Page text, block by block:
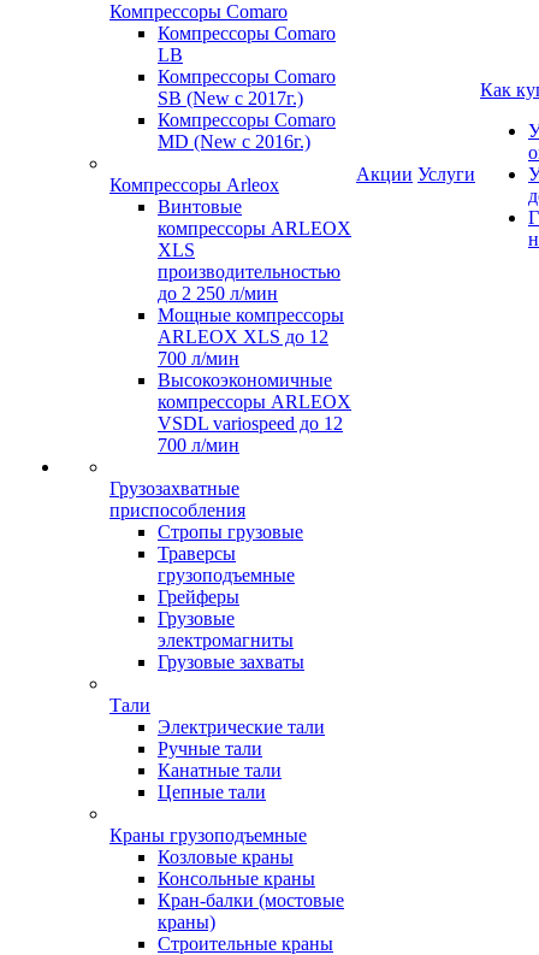
Компрессоры Comaro
Компрессоры Comaro
LB
Компрессоры Comaro
SB (New с 2017г.)
Компрессоры Comaro
MD (New с 2016г.)
Компрессоры Arleox
Винтовые
компрессоры ARLEOX
XLS
производительностью
до 2 250 л/мин
Мощные компрессоры
ARLEOX XLS до 12
700 л/мин
Высокоэкономичные
компрессоры ARLEOX
VSDL variospeed до 12
700 л/мин
Грузозахватные
приспособления
Стропы грузовые
Траверсы
грузоподъемные
Грейферы
Грузовые
электромагниты
Грузовые захваты
Тали
Электрические тали
Ручные тали
Канатные тали
Цепные тали
Краны грузоподъемные
Козловые краны
Консольные краны
Кран-балки (мостовые
краны)
Строительные краны
Акции Услуги
Как